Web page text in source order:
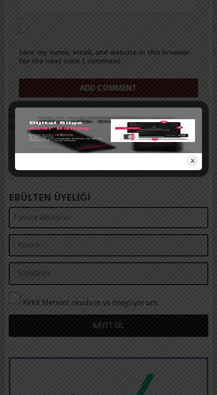
Save my name, email, and website in this browser
for the next time I comment.
Bu site istenmeyenleri azaltmak için Akismet kullanır.
Yorum verilerinizin nasıl işlendiğini öğrenin.
EBÜLTEN ÜYELİĞİ
KVKK Metnini okudum ve onaylıyorum.